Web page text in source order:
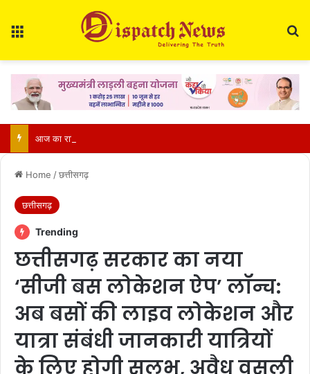
Home /छत्तीसगढ़
छत्तीसगढ़
Trending
छत्तीसगढ़ सरकार का नया
‘सीजी बस लोकेशन ऐप’ लॉन्च:
अब बसों की लाइव लोकेशन और
यात्रा संबंधी जानकारी यात्रियों
के लिए होगी सुलभ, अवैध वसूली